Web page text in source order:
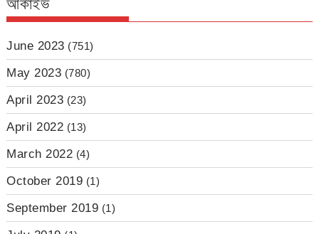
আর্কাইভ
June 2023 (751)
May 2023 (780)
April 2023 (23)
April 2022 (13)
March 2022 (4)
October 2019 (1)
September 2019 (1)